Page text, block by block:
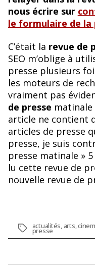
nous écrire sur
le formulaire de la
C’était la revue de
SEO m’oblige à
presse plusieurs
les moteurs de
vraiment pas
de presse
article ne contient
articles de presse
presse, je suis
presse matinale »
lu cette revue de
nouvelle revue de
Étiquettes
actualités arts ,
presse